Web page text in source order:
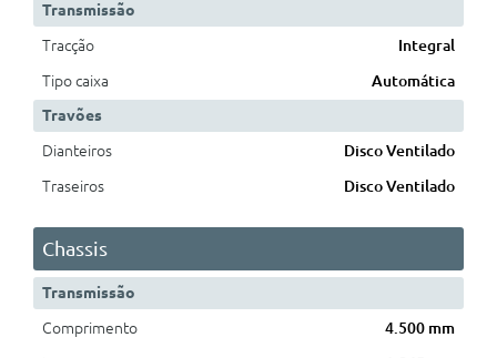
Transmissão
Tracção
Integral
Tipo caixa
Automática
Travões
Dianteiros
Disco Ventilado
Traseiros
Disco Ventilado
Chassis
Transmissão
Comprimento
4.500 mm